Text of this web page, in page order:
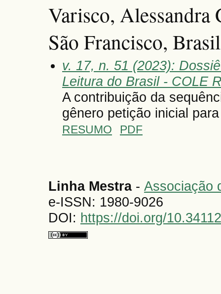
Varisco, Alessandra
São Francisco, Brasil
v. 17, n. 51 (2023):
Leitura do Brasil - COLE
A contribuição da
gênero petição inicial
RESUMO PDF
Linha Mestra - Associação
e-ISSN: 1980-9026
DOI: https://doi.org/